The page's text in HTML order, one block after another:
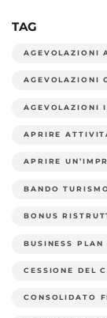
TAG
AGEVOLAZIONI
AGEVOLAZIONI
AGEVOLAZIONI
APRIRE
APRIRE
BANDO
BONUS
BUSINESS PLAN
CESSIONE DEL
CONSOLIDATO